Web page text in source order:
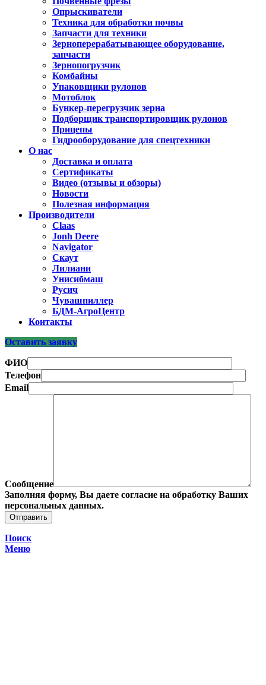
Опрыскиватели
Техника для обработки почвы
Запчасти для техники
Зерноперерабатывающее оборудование,
запчасти
Зернопогрузчик
Комбайны
Упаковщики рулонов
Мотоблок
Бункер-перегрузчик зерна
Подборщик транспортировщик рулонов
Прицепы
Гидрооборудование для спецтехники
О нас
Доставка и оплата
Сертификаты
Видео (отзывы и обзоры)
Новости
Полезная информация
Производители
Claas
Jonh Deere
Navigator
Скаут
Лилиани
Унисибмаш
Русич
Чувашпиллер
БДМ-АгроЦентр
Контакты
Оставить заявку
ФИО
Телефон
Email
Сообщение
Заполняя форму, Вы даете согласие на обработку Ваших
персональных данных.
Поиск
Меню